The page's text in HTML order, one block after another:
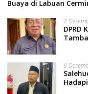
Buaya di Labuan
7
DPRD
6